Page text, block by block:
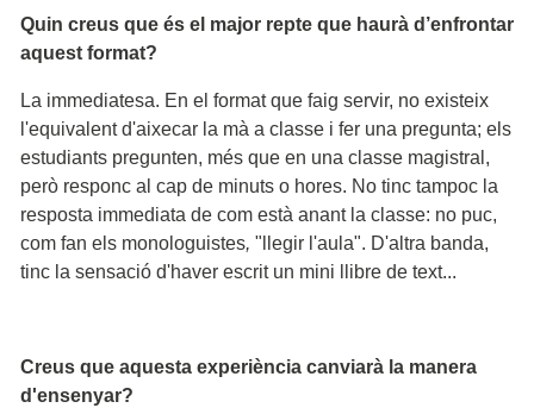
Quin creus que és el major repte que haurà d’enfrontar
aquest format?
La immediatesa. En el format que faig servir, no existeix
l'equivalent d'aixecar la mà a classe i fer una pregunta; els
estudiants pregunten, més que en una classe magistral,
però responc al cap de minuts o hores. No tinc tampoc la
resposta immediata de com està anant la classe: no puc,
com fan els monologuistes, "llegir l'aula". D'altra banda,
tinc la sensació d'haver escrit un mini llibre de text...
Creus que aquesta experiència canviarà la manera
d'ensenyar?